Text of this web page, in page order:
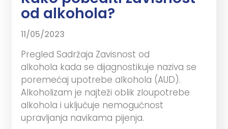
od alkohola?
11/05/2023
Pregled Sadržaja Zavisnost od
alkohola kada se dijagnostikuje naziva se
poremećaj upotrebe alkohola (AUD).
Alkoholizam je najteži oblik zloupotrebe
alkohola i uključuje nemogućnost
upravljanja navikama pijenja.